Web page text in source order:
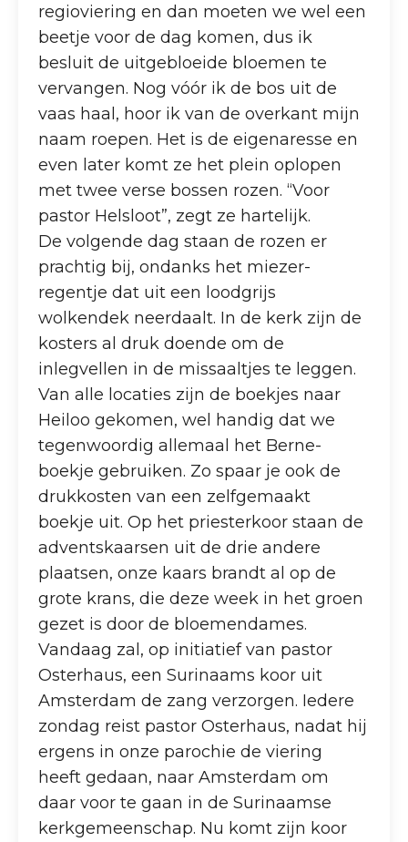
regioviering en dan moeten we wel een
beetje voor de dag komen, dus ik
besluit de uitgebloeide bloemen te
vervangen. Nog vóór ik de bos uit de
vaas haal, hoor ik van de overkant mijn
naam roepen. Het is de eigenaresse en
even later komt ze het plein oplopen
met twee verse bossen rozen. “Voor
pastor Helsloot”, zegt ze hartelijk.
De volgende dag staan de rozen er
prachtig bij, ondanks het miezer-
regentje dat uit een loodgrijs
wolkendek neerdaalt. In de kerk zijn de
kosters al druk doende om de
inlegvellen in de missaaltjes te leggen.
Van alle locaties zijn de boekjes naar
Heiloo gekomen, wel handig dat we
tegenwoordig allemaal het Berne-
boekje gebruiken. Zo spaar je ook de
drukkosten van een zelfgemaakt
boekje uit. Op het priesterkoor staan de
adventskaarsen uit de drie andere
plaatsen, onze kaars brandt al op de
grote krans, die deze week in het groen
gezet is door de bloemendames.
Vandaag zal, op initiatief van pastor
Osterhaus, een Surinaams koor uit
Amsterdam de zang verzorgen. Iedere
zondag reist pastor Osterhaus, nadat hij
ergens in onze parochie de viering
heeft gedaan, naar Amsterdam om
daar voor te gaan in de Surinaamse
kerkgemeenschap. Nu komt zijn koor